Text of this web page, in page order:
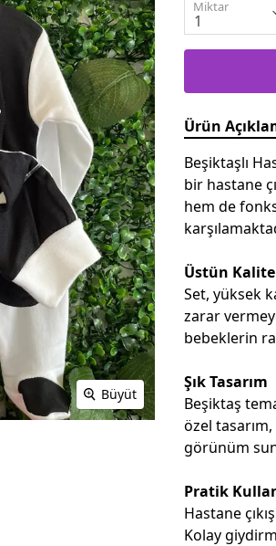
Büyüt
Miktar
Ürün
Beşiktaşlı
bir hastane
hem de
Üstün
Set, yüksek
zarar
bebeklerin
Şık Tasarım
Beşiktaş
özel
görünüm
Pratik
Hastane
Kolay